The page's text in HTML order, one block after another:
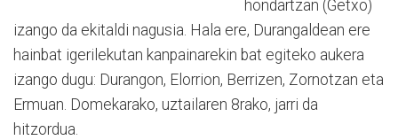
hondartzan (Getxo)
izango da ekitaldi nagusia. Hala ere, Durangaldean ere
hainbat igerilekutan kanpainarekin bat egiteko aukera
izango dugu: Durangon, Elorrion, Berrizen, Zornotzan eta
Ermuan. Domekarako, uztailaren 8rako, jarri da
hitzordua.